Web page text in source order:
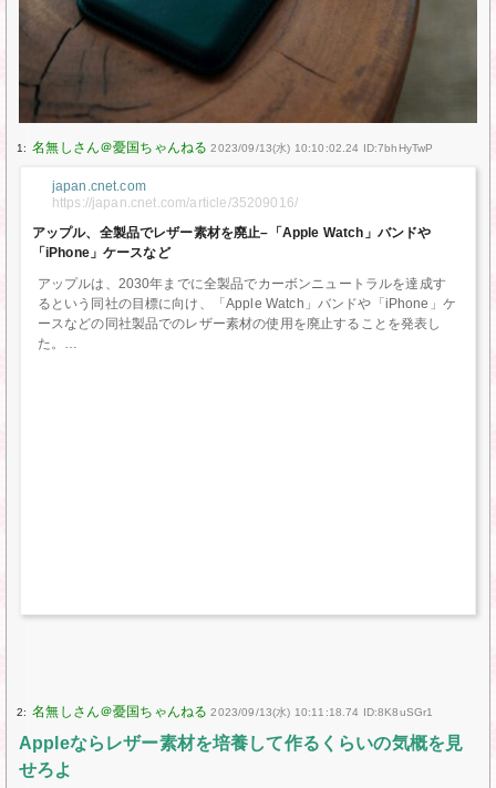
1: 2023/09/13(水) 10:10:02.24 ID:7bhHyTwP
japan.cnet.com
https://japan.cnet.com/article/35209016/
アップル、全製品でレザー素材を廃止–「Apple Watch」バンドや
「iPhone」ケースなど
アップルは、2030年までに全製品でカーボンニュートラルを達成す
るという同社の目標に向け、「Apple Watch」バンドや「iPhone」ケ
ースなどの同社製品でのレザー素材の使用を廃止することを発表し
た。
2: 2023/09/13(水) 10:11:18.74 ID:8K8uSGr1
Appleならレザー素材を培養して作るくらいの気概を見
せろよ